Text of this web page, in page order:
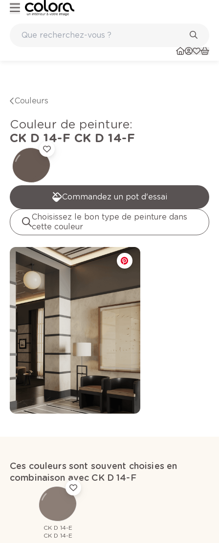
Couleurs
Couleur de peinture:
CK D 14-F CK D 14-F
Commandez un pot d'essai
Choisissez le bon type de peinture dans
cette couleur
Ces couleurs sont souvent choisies en
combinaison avec CK D 14-F
CK D 14-E
CK D 14-E